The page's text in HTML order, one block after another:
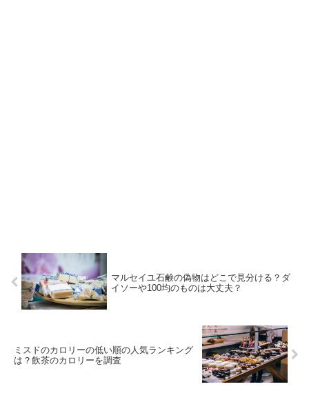
マルセイユ石鹸の偽物はどこで見分ける？ダ
イソーや100均のものは大丈夫？
ミスドのカロリーの低い順の人気ランキング
は？飲茶のカロリーを調査